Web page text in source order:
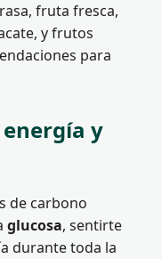
fruta fresca,
y frutos
para
energía y
de carbono
glucosa, sentirte
durante toda la